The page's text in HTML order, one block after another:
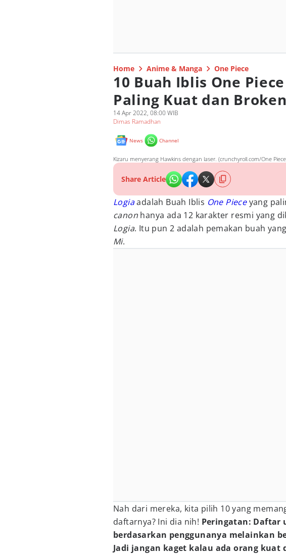
Home Anime & Manga One Piece
10 Buah Iblis One
Paling Kuat dan
14 Apr 2022, 08:00 WIB
Dimas Ramadhan
News Channel
Kizaru menyerang Hawkins dengan laser. (crunchyroll.com/One
Share Article
Logiaadalah Buah Iblis One Pieceyang
canon hanya ada 12 karakter resmi yang
Logia. Itu pun 2 adalah pemakan buah
Mi.
Nah dari mereka, kita pilih 10 yang
daftarnya? Ini dia nih! Peringatan: Daftar
berdasarkan penggunanya melainkan
Jadi jangan kaget kalau ada orang kuat